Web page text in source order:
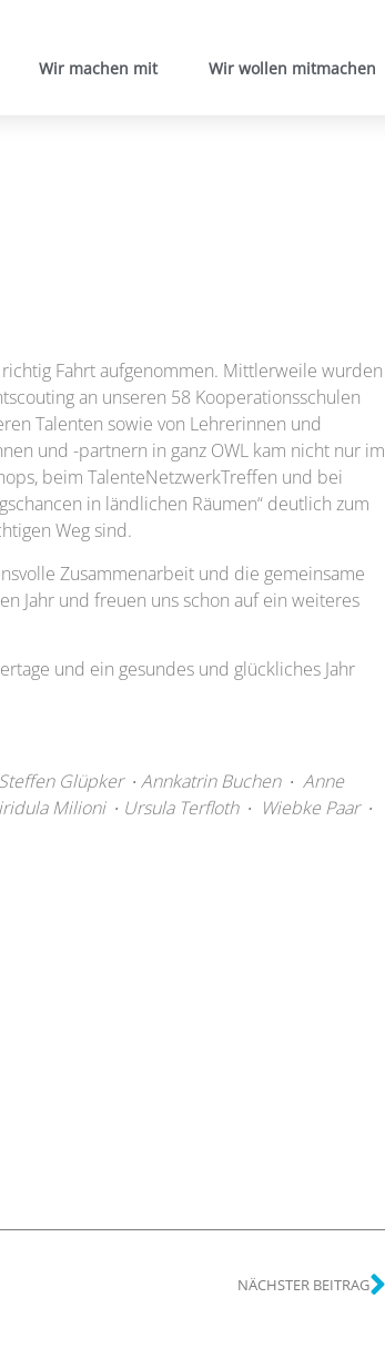
Wir machen mit Wir wollen mitmachen
Fahrt aufgenommen. Mittlerweile wurden
an unseren 58 Kooperationsschulen
Talenten sowie von Lehrerinnen und
und -partnern in ganz OWL kam nicht nur im
beim TalenteNetzwerkTreffen und bei
in ländlichen Räumen“ deutlich zum
Weg sind.
Zusammenarbeit und die gemeinsame
Jahr und freuen uns schon auf ein weiteres
und ein gesundes und glückliches Jahr
Glüpker ∙ Annkatrin Buchen ∙ Anne
Milioni ∙ Ursula Terfloth ∙ Wiebke Paar ∙
NÄCHSTER BEITRAG